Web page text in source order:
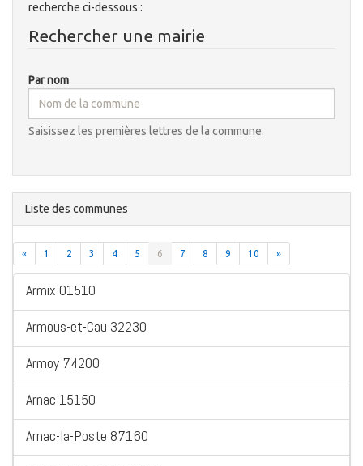
recherche ci-dessous :
Rechercher une mairie
Par nom
Saisissez les premières lettres de la commune.
Liste des communes
« 1 2 3 4 5 6 7 8 9 10 »
Armix 01510
Armous-et-Cau 32230
Armoy 74200
Arnac 15150
Arnac-la-Poste 87160